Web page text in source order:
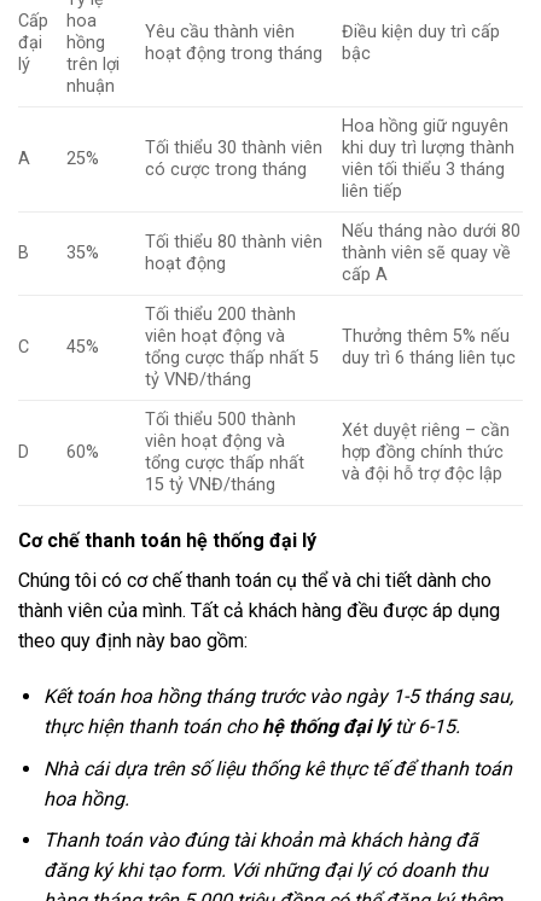
Cấp
đại
lý
hoa
hồng
trên lợi
nhuận
Yêu cầu thành viên
hoạt động trong tháng
Điều kiện duy trì cấp
bậc
A 25%
Tối thiểu 30 thành viên
có cược trong tháng
Hoa hồng giữ nguyên
khi duy trì lượng thành
viên tối thiểu 3 tháng
liên tiếp
B 35%
Tối thiểu 80 thành viên
hoạt động
Nếu tháng nào dưới 80
thành viên sẽ quay về
cấp A
C 45%
Tối thiểu 200 thành
viên hoạt động và
tổng cược thấp nhất 5
tỷ VNĐ/tháng
Thưởng thêm 5% nếu
duy trì 6 tháng liên tục
D 60%
Tối thiểu 500 thành
viên hoạt động và
tổng cược thấp nhất
15 tỷ VNĐ/tháng
Xét duyệt riêng – cần
hợp đồng chính thức
và đội hỗ trợ độc lập
Cơ chế thanh toán hệ thống đại lý
Chúng tôi có cơ chế thanh toán cụ thể và chi tiết dành cho
thành viên của mình. Tất cả khách hàng đều được áp dụng
theo quy định này bao gồm:
Kết toán hoa hồng tháng trước vào ngày 1-5 tháng sau,
thực hiện thanh toán cho hệ thống đại lýtừ 6-15.
Nhà cái dựa trên số liệu thống kê thực tế để thanh toán
hoa hồng.
Thanh toán vào đúng tài khoản mà khách hàng đã
đăng ký khi tạo form. Với những đại lý có doanh thu